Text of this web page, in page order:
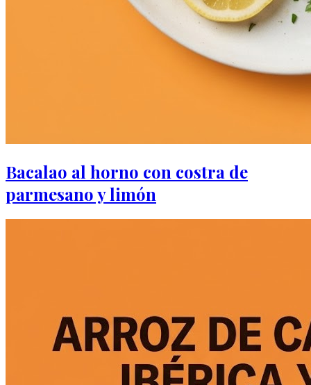
Bacalao al horno con costra de
parmesano y limón